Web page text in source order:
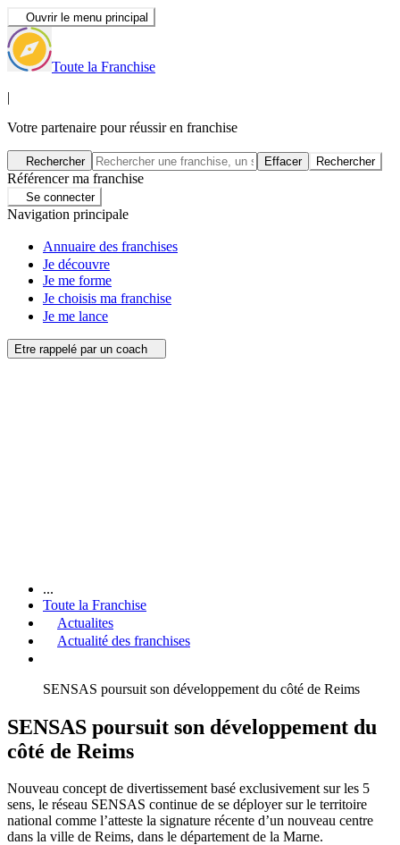
Ouvrir le menu principal
Toute la Franchise
|
Votre partenaire pour réussir en franchise
Rechercher Effacer Rechercher
Référencer ma franchise
Se connecter
Navigation principale
Annuaire des franchises
Je découvre
Je me forme
Je choisis ma franchise
Je me lance
Etre rappelé par un coach
...
Toute la Franchise
Actualites
Actualité des franchises
SENSAS poursuit son développement du côté de Reims
SENSAS poursuit son développement du
côté de Reims
Nouveau concept de divertissement basé exclusivement sur les 5
sens, le réseau SENSAS continue de se déployer sur le territoire
national comme l’atteste la signature récente d’un nouveau centre
dans la ville de Reims, dans le département de la Marne.